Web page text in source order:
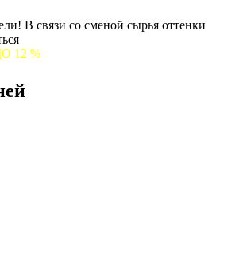
В связи со сменой сырья оттенки